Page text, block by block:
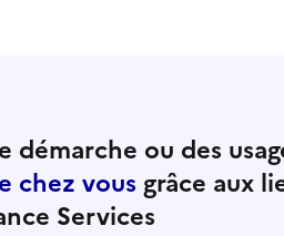
ou des
chez vous grâce aux
Services